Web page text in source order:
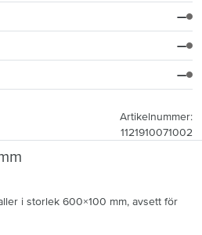
i storlek 600×100 mm, avsett för
—
—
—
Artikelnummer:
1121910071002